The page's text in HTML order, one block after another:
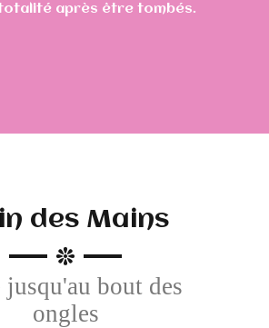
après être tombés.
des Mains
bout des
ongles